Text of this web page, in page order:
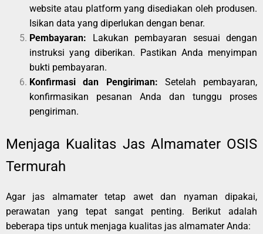
website atau platform yang disediakan oleh produsen.
Isikan data yang diperlukan dengan benar.
Pembayaran: Lakukan pembayaran sesuai dengan
instruksi yang diberikan. Pastikan Anda menyimpan
bukti pembayaran.
Konfirmasi dan Pengiriman: Setelah pembayaran,
konfirmasikan pesanan Anda dan tunggu proses
pengiriman.
Menjaga Kualitas Jas Almamater OSIS
Termurah
Agar jas almamater tetap awet dan nyaman dipakai,
perawatan yang tepat sangat penting. Berikut adalah
beberapa tips untuk menjaga kualitas jas almamater Anda: